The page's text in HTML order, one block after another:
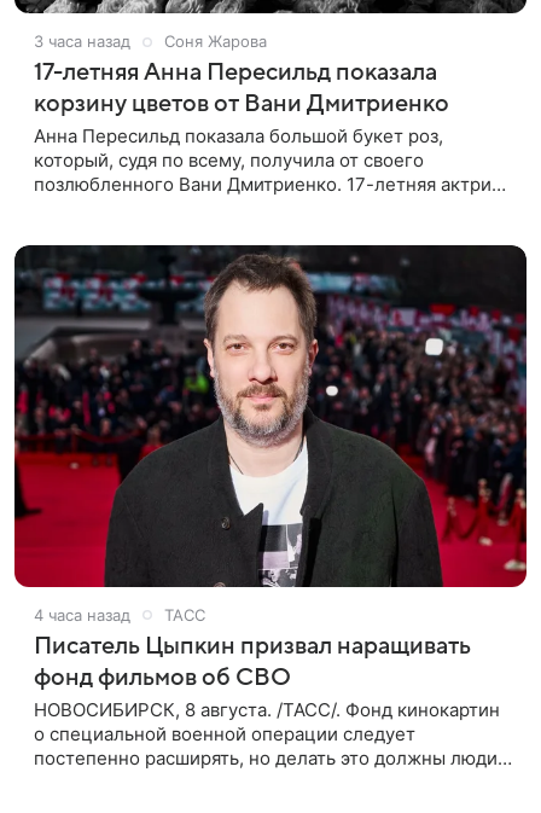
3 часа назад Соня Жарова
17-летняя Анна Пересильд показала
корзину цветов от Вани Дмитриенко
Анна Пересильд показала большой букет роз,
который, судя по всему, получилa от своего
позлюбленного Вани Дмитриенко. 17-летняя актриса
4 часа назад ТАСС
Писатель Цыпкин призвал наращивать
фонд фильмов об СВО
НОВОСИБИРСК, 8 августа. /ТАСС/. Фонд кинокартин
о специальной военной операции следует
постепенно расширять, но делать это должны люди,